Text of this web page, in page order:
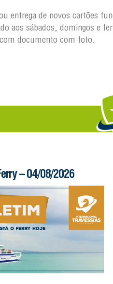
entrega de novos cartões
aos sábados, domingos e
documento com foto.
– 04/08/2026